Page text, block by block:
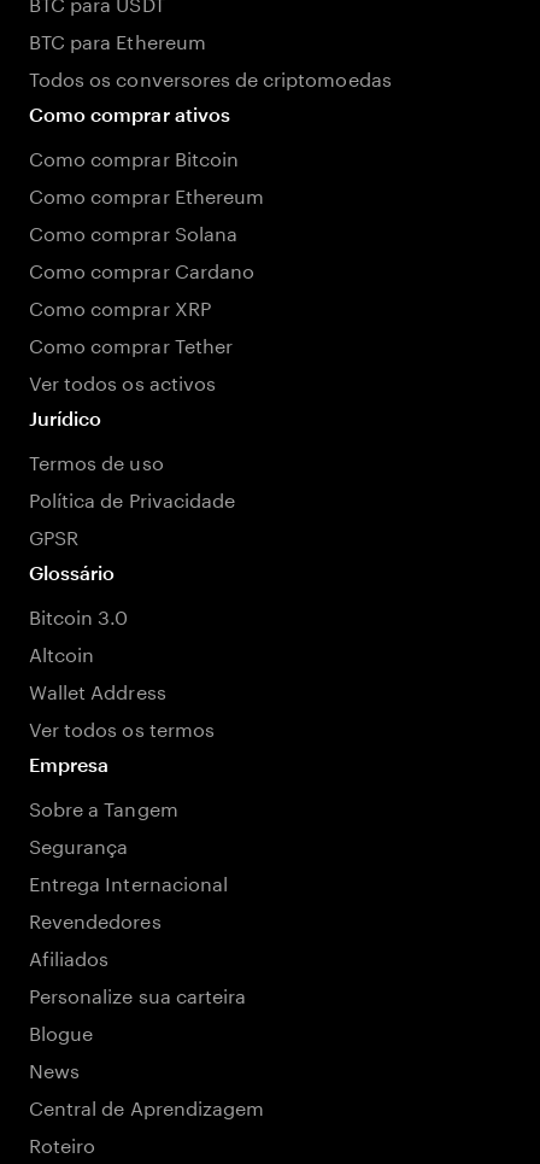
BTC para Ethereum
Todos os conversores de criptomoedas
Como comprar ativos
Como comprar Bitcoin
Como comprar Ethereum
Como comprar Solana
Como comprar Cardano
Como comprar XRP
Como comprar Tether
Ver todos os activos
Jurídico
Termos de uso
Política de Privacidade
GPSR
Glossário
Bitcoin 3.0
Altcoin
Wallet Address
Ver todos os termos
Empresa
Sobre a Tangem
Segurança
Entrega Internacional
Revendedores
Afiliados
Personalize sua carteira
Blogue
News
Central de Aprendizagem
Roteiro